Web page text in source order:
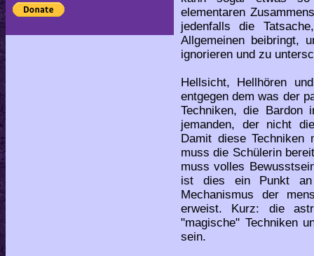
elementaren
jedenfalls die
Allgemeinen beibringt,
ignorieren und zu
Hellsicht, Hellhören
entgegen dem was der
Techniken, die Bardon
jemanden, der nicht
Damit diese Techniken
muss die Schülerin
muss volles
ist dies ein Punkt
Mechanismus der
erweist. Kurz: die
"magische" Techniken
sein.